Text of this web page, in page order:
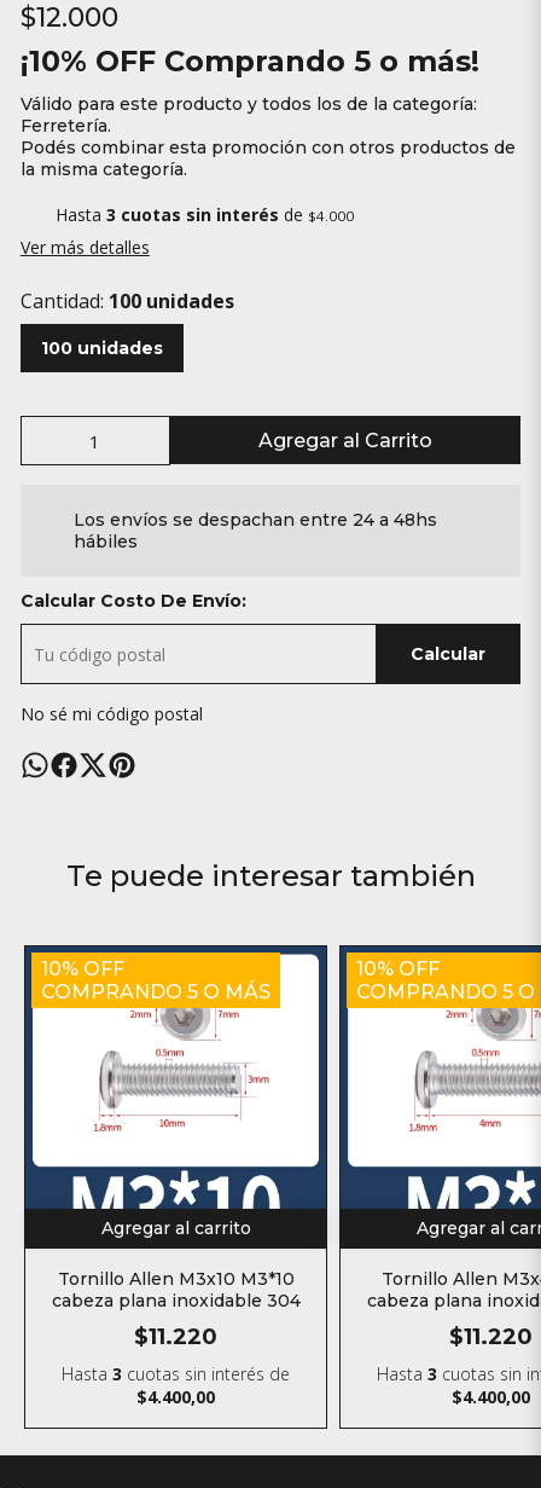
$12.000
¡10% OFF Comprando 5 o más!
Válido para este producto y todos los de la categoría:
Ferretería.
Podés combinar esta promoción con otros productos de
la misma categoría.
Hasta 3 cuotas sin interés de $4.000
Ver más detalles
Cantidad: 100 unidades
100 unidades
Agregar al Carrito
Los envíos se despachan entre 24 a 48hs
hábiles
Calcular Costo De Envío:
Calcular
No sé mi código postal
Te puede interesar también
10% OFF
COMPRANDO 5 O MÁS
Agregar al carrito
Tornillo Allen M3x10 M3*10
cabeza plana inoxidable 304
$11.220
Hasta3 cuotas sin interés de
$4.400,00
10% OFF
COMPRANDO 5 O
Agregar al
Tornillo Allen
cabeza plana
$11.220
Hasta3 cuotas sin
$4.400,00